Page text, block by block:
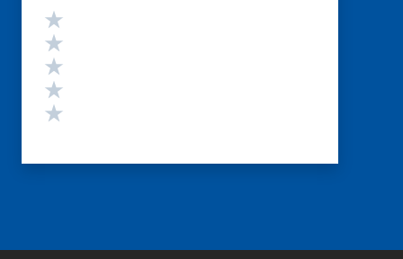
Valutazione